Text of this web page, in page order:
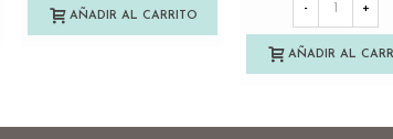
AÑADIR AL CARRITO - +
AÑADIR AL